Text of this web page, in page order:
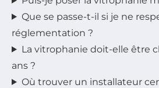
Que se passe-t-il si je ne
réglementation ?
La vitrophanie doit-elle être
ans ?
Où trouver un installateur